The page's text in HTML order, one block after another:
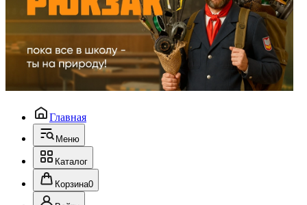
Главная
Меню
Каталог
Корзина0